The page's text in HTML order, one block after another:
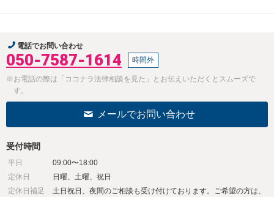
電話でお問い合わせ
050-7587-1614 時間外
※お電話の際は「ココナラ法律相談を見た」とお伝えいただくとスムーズで
す。
メールでお問い合わせ
受付時間
平日
09:00〜18:00
定休日
日曜、土曜、祝日
定休日補足
土日祝日、夜間のご相談も受け付けております。ご希望の方は、